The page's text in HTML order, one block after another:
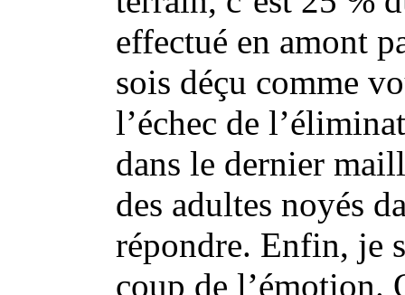
effectué en amont
sois déçu comme
l’échec de
dans le dernier
des adultes noyés
répondre. Enfin, je
coup de l’émotion.